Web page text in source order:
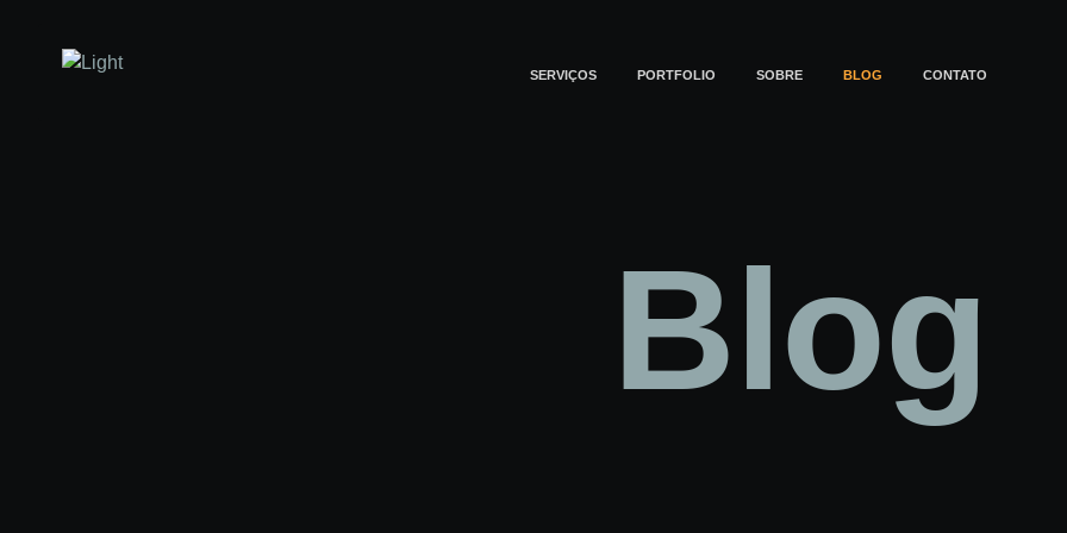
SERVIÇOS PORTFOLIO SOBRE BLOG CONTATO
Blog